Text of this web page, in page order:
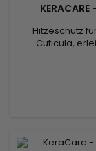
KERACARE
Hitzeschutz
Cuticula,
Angereichert
essentiellen
Hitze zu
Vitaminen, hilft,